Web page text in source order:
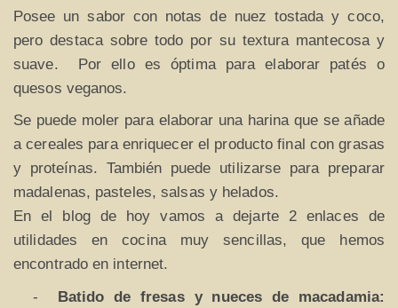
Posee un sabor con notas de nuez tostada y coco,
pero destaca sobre todo por su textura mantecosa y
suave. Por ello es óptima para elaborar patés o
quesos veganos.
Se puede moler para elaborar una harina que se añade
a cereales para enriquecer el producto final con grasas
y proteínas. También puede utilizarse para preparar
madalenas, pasteles, salsas y helados.
En el blog de hoy vamos a dejarte 2 enlaces de
utilidades en cocina muy sencillas, que hemos
encontrado en internet.
- Batido de fresas y nueces de macadamia: